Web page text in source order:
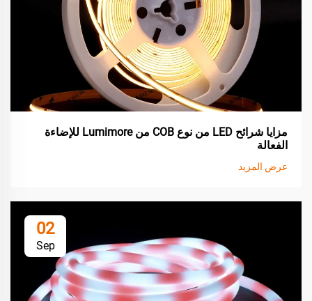
مزايا شرائح LED من نوع COB من Lumimore للإضاءة
الفعالة
عرض المزيد
02
Sep